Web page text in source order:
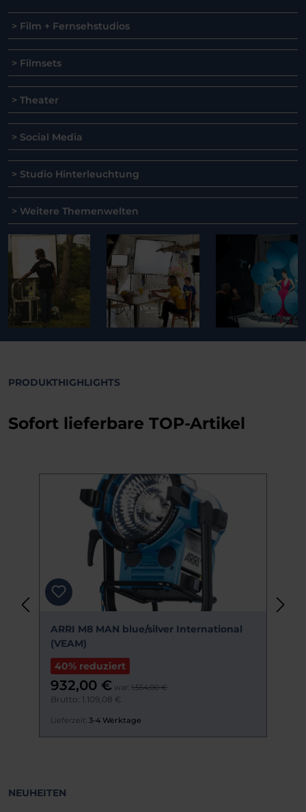
> Film + Fernsehstudios
> Filmsets
> Theater
> Social Media
> Studio Hinterleuchtung
> Weitere Themenwelten
PRODUKTHIGHLIGHTS
Sofort lieferbare TOP-Artikel
Produktgalerie überspringen
ARRI M8 MAN blue/silver International
(VEAM)
40% reduziert
932,00 € war: 1.554,00 €
Brutto: 1.109,08 €
Lieferzeit: 3-4 Werktage
NEUHEITEN